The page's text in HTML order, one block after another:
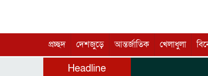
প্রচ্ছদ দেশজুড়ে আন্তর্জাতিক খেলাধুলা
Headline